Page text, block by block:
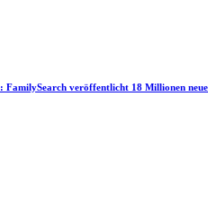
FamilySearch veröffentlicht 18 Millionen